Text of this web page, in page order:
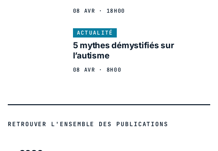
08 AVR · 18H00
ACTUALITÉ
5 mythes démystifiés sur
l’autisme
08 AVR · 8H00
RETROUVER L'ENSEMBLE DES PUBLICATIONS